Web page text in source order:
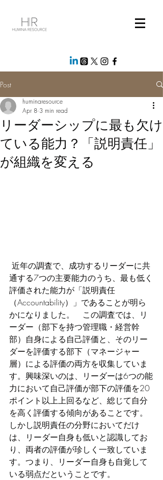
Post
リーダーシップに最も欠け
ている能力？「説明責任」
が組織を変える
huminaresource
Apr 8 3 min read
通する7つの主要能力のうち、最も低く
評価された能力が「説明責任
（Accountability）」であることが明ら
かになりました。　この調査では、リ
ーダー（部下を持つ管理職・経営幹
部）自身による自己評価と、そのリー
ダーを評価する部下（マネージャー
層）による評価の両方を収集していま
す。興味深いのは、リーダーは6つの能
力において自己評価が部下の評価を20
ポイント以上上回るなど、総じて自分
を高く評価する傾向があることです。
しかし説明責任の分野においてだけ
は、リーダー自身も低いと認識してお
り、両者の評価が珍しく一致していま
す。つまり、リーダー自身も自覚して
いる弱点だということです。